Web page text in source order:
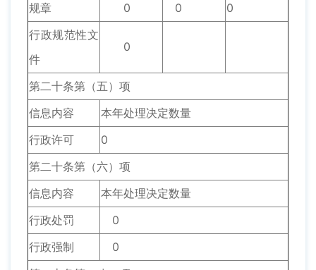
规章
0 0
0
行政规范性文
件
0
第二十条第（五）项
信息内容
本年处理决定数量
行政许可
0
第二十条第（六）项
信息内容
本年处理决定数量
行政处罚
0
行政强制
0